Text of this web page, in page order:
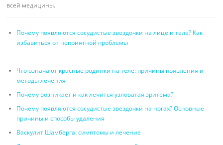
всей медицины.
Почему появляются сосудистые звездочки на лице и теле? Как
избавиться от неприятной проблемы
Что означают красные родинки на теле: причины появления и
методы лечения
Почему возникает и как лечится узловатая эритема?
Почему появляются сосудистые звездочки на ногах? Основные
причины и способы удаления
Васкулит Шамберга: симптомы и лечение